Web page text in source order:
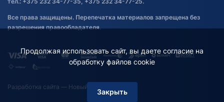
Все права защищены. Перепечатка материалов запрещена без
разрешения правообладателя.
Разработка сайта — Новый Сайт
Продолжая использовать сайт, вы даете согласие на
обработку файлов cookie
Закрыть